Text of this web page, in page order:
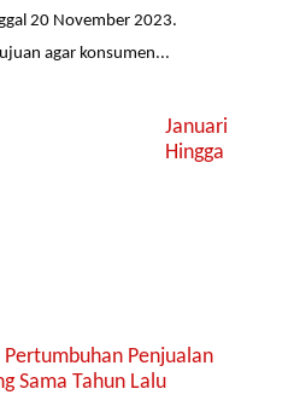
20 November 2023.
agar konsumen...
Januari
Hingga
Penjualan
Sama Tahun Lalu